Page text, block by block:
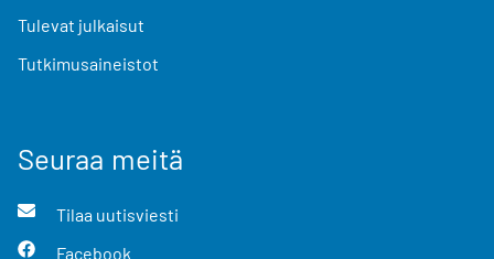
Tulevat julkaisut
Tutkimusaineistot
Seuraa meitä
Tilaa uutisviesti
Facebook